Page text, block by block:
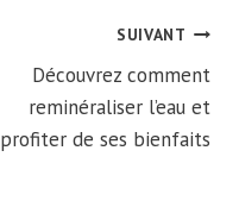
SUIVANT
Découvrez comment
reminéraliser l’eau et
profiter de ses bienfaits